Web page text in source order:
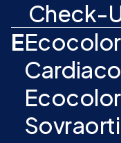
Check-
E
Cardiaco